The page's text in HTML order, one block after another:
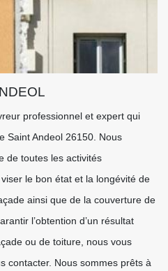
professionnel et expert qui
Saint Andeol 26150. Nous
de toutes les activités
le bon état et la longévité de
ainsi que de la couverture de
l’obtention d’un résultat
ou de toiture, nous vous
contacter. Nous sommes prêts à